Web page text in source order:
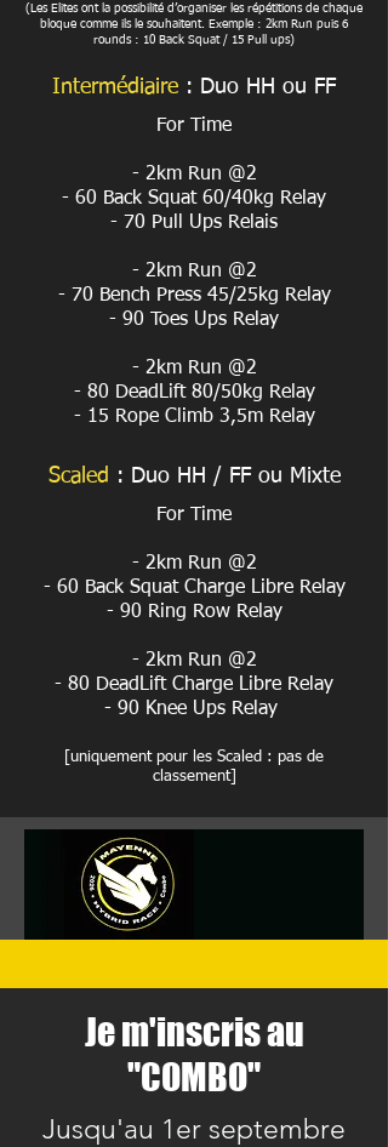
(Les Elites ont la possibilité d’organiser les répétitions de chaque
bloque comme ils le souhaitent. Exemple : 2km Run puis 6
rounds : 10 Back Squat / 15 Pull ups)
Intermédiaire : Duo HH ou FF
For Time
- 2km Run @2
- 60 Back Squat 60/40kg Relay
- 70 Pull Ups Relais
- 2km Run @2
- 70 Bench Press 45/25kg Relay
- 90 Toes Ups Relay
- 2km Run @2
- 80 DeadLift 80/50kg Relay
- 15 Rope Climb 3,5m Relay
Scaled : Duo HH / FF ou Mixte
For Time
- 2km Run @2
- 60 Back Squat Charge Libre Relay
- 90 Ring Row Relay
- 2km Run @2
- 80 DeadLift Charge Libre Relay
- 90 Knee Ups Relay
[uniquement pour les Scaled : pas de
classement]
Je m'inscris au
"COMBO"
Jusqu'au 1er septembre